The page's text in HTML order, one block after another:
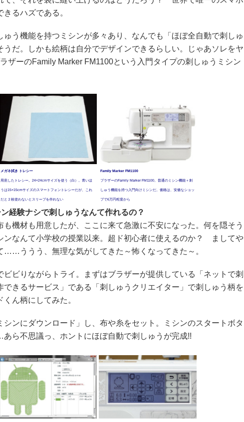
きるハズである。
う機能を持つミシンが多々あり、なんでも「ほぼ全自動で刺しゅ
うだ。しかも絵柄は自分でデザインできるらしい。じゃあソレをヤ
ザーのFamily Marker FM1100という入門タイプの刺しゅうミシン
メガネ拭き トレシー
用意したトレシー。24×24cmサイズを使う（白）。青いほ
うは15×15cmサイズのスマートフォントレシーだが、これ
だと２枚使わないとスリーブを作れない
Family Marker FM1100
ブラザーのFamily Marker FM1100。普通のミシン機能＋刺
しゅう機能を持つ入門向けミシンだ。価格は、安価なショッ
プで6万円程度から
経験ナシで刺しゅうなんて作れるの？
機材も用意したが、ここに来て急激に不安になった。何を隠そう
ンなんて小学校の授業以来。超ド初心者に使えるのか？ ましてや
……ううう、無理な気がしてきた～怖くなってきた～。
ビりながらトライ。まずはブラザーが提供している「ネットで刺
できるサービス」である「刺しゅうクリエイター」で刺しゅう柄を
ん柄にしてみた。
ンにダウンロード」し、布や糸をセット。ミシンのスタートボタ
ら不思議っ、ホントにほぼ自動で刺しゅうが完成!!